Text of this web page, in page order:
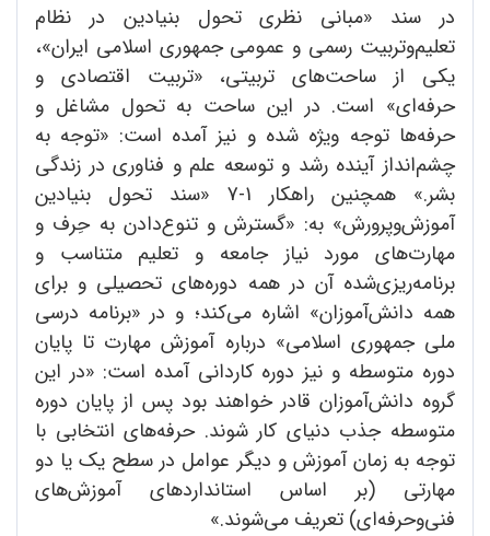
در سند «مبانی نظری تحول بنیادین در نظام
تعلیم‌و‌تربیت رسمی و عمومی جمهوری اسلامی ایران»،
یکی از ساحت‌های تربیتی، «تربیت اقتصادی و
حرفه‌ای» است. در این ساحت به تحول مشاغل و
حرفه‌ها توجه ویژه شده و نیز آمده است: «توجه به
چشم‌انداز آینده رشد و توسعه علم و فناوری در زندگی
بشر.» همچنین راهکار 1-7 «سند تحول بنیادین
آموزش‌و‌پرورش» به: «گسترش و تنوع‌دادن به حِرف و
مهارت‌های مورد نیاز جامعه و تعلیم متناسب و
برنامه‌ریزی‌شده آن در همه دوره‌های تحصیلی و برای
همه دانش‌آموزان» اشاره می‌کند؛ و در «برنامه درسی
ملی جمهوری اسلامی» درباره آموزش مهارت تا پایان
دوره متوسطه و نیز دوره کاردانی آمده است: «در این
گروه دانش‌آموزان قادر خواهند بود پس از پایان دوره
متوسطه جذب دنیای کار شوند. حرفه‌های انتخابی با
توجه به زمان آموزش و دیگر عوامل در سطح یک یا دو
مهارتی (بر اساس استانداردهای آموزش‌های
فنی‌و‌حرفه‌ای) تعریف می‌شوند.»